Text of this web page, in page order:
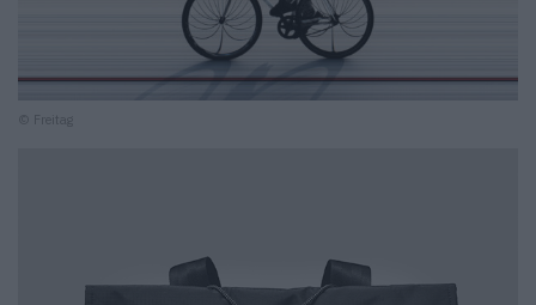
© Freitag